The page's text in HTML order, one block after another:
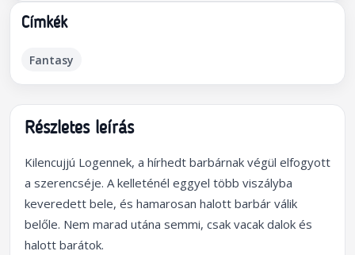
Címkék
Fantasy
Részletes leírás
Kilencujjú Logennek, a hírhedt barbárnak végül elfogyott
a szerencséje. A kelleténél eggyel több viszályba
keveredett bele, és hamarosan halott barbár válik
belőle. Nem marad utána semmi, csak vacak dalok és
halott barátok.